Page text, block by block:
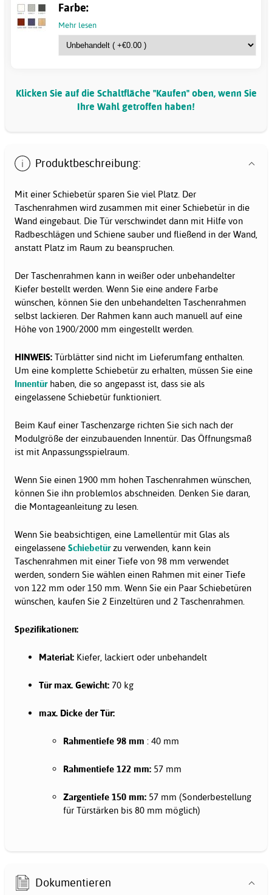
Farbe:
Mehr lesen
Klicken Sie auf die Schaltfläche "Kaufen" oben, wenn Sie
Ihre Wahl getroffen haben!
Produktbeschreibung:
Mit einer Schiebetür sparen Sie viel Platz. Der
Taschenrahmen wird zusammen mit einer Schiebetür in die
Wand eingebaut. Die Tür verschwindet dann mit Hilfe von
Radbeschlägen und Schiene sauber und fließend in der Wand,
anstatt Platz im Raum zu beanspruchen.
Der Taschenrahmen kann in weißer oder unbehandelter
Kiefer bestellt werden. Wenn Sie eine andere Farbe
wünschen, können Sie den unbehandelten Taschenrahmen
selbst lackieren. Der Rahmen kann auch manuell auf eine
Höhe von 1900/2000 mm eingestellt werden.
HINWEIS: Türblätter sind nicht im Lieferumfang enthalten.
Um eine komplette Schiebetür zu erhalten, müssen Sie eine
Innentürhaben, die so angepasst ist, dass sie als
eingelassene Schiebetür funktioniert.
Beim Kauf einer Taschenzarge richten Sie sich nach der
Modulgröße der einzubauenden Innentür. Das Öffnungsmaß
ist mit Anpassungsspielraum.
Wenn Sie einen 1900 mm hohen Taschenrahmen wünschen,
können Sie ihn problemlos abschneiden. Denken Sie daran,
die Montageanleitung zu lesen.
Wenn Sie beabsichtigen, eine Lamellentür mit Glas als
eingelassene Schiebetürzu verwenden, kann kein
Taschenrahmen mit einer Tiefe von 98 mm verwendet
werden, sondern Sie wählen einen Rahmen mit einer Tiefe
von 122 mm oder 150 mm. Wenn Sie ein Paar Schiebetüren
wünschen, kaufen Sie 2 Einzeltüren und 2 Taschenrahmen.
Spezifikationen:
Material: Kiefer, lackiert oder unbehandelt
Tür max. Gewicht: 70 kg
max. Dicke der Tür:
Rahmentiefe 98 mm : 40 mm
Rahmentiefe 122 mm: 57 mm
Zargentiefe 150 mm: 57 mm (Sonderbestellung
für Türstärken bis 80 mm möglich)
Dokumentieren